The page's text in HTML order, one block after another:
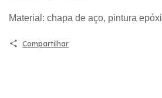
Material: chapa de aço, pintura epóxi
Compartilhar